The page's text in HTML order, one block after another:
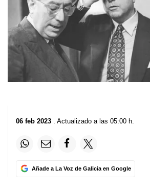
06 feb 2023 . Actualizado a las 05:00 h.
Añade a La Voz de Galicia en Google